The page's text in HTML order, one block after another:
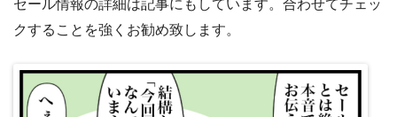
セール情報の詳細は記事にもしています。合わせてチェッ
クすることを強くお勧め致します。